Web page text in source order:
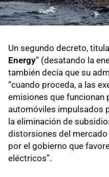
Un segundo decreto,
Energy” (desatando la
también decía que su
“cuando proceda, a las
emisiones que funcionan
automóviles impulsados
la eliminación de
distorsiones del
por el gobierno que
eléctricos”.